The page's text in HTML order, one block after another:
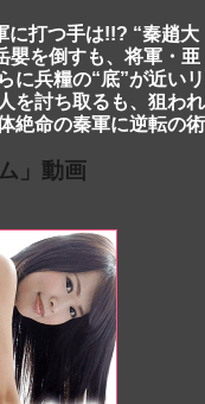
に打つ手は!!? “秦趙大
嬰を倒すも、将軍・亜
に兵糧の“底”が近いリ
を討ち取るも、狙われ
絶命の秦軍に逆転の術
」動画